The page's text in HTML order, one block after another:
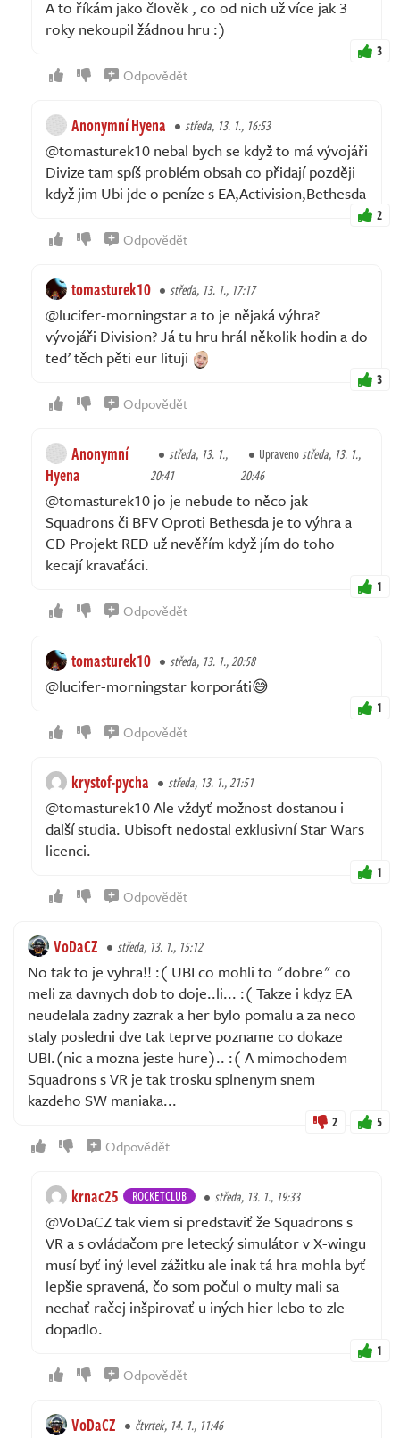
A to říkám jako člověk , co od nich už více jak 3
roky nekoupil žádnou hru :)
3
Odpovědět
Anonymní Hyena středa, 13. 1., 16:53
@tomasturek10 nebal bych se když to má vývojáři
Divize tam spíš problém obsah co přidají později
když jim Ubi jde o peníze s EA,Activision,Bethesda
2
Odpovědět
tomasturek10 středa, 13. 1., 17:17
@lucifer-morningstar a to je nějaká výhra?
vývojáři Division? Já tu hru hrál několik hodin a do
teď těch pěti eur lituji
3
Odpovědět
Anonymní
Hyena
středa, 13. 1.,
20:41
Upravenostředa, 13. 1.,
20:46
@tomasturek10 jo je nebude to něco jak
Squadrons či BFV Oproti Bethesda je to výhra a
CD Projekt RED už nevěřím když jím do toho
kecají kravaťáci.
1
Odpovědět
tomasturek10 středa, 13. 1., 20:58
@lucifer-morningstar korporáti😅
1
Odpovědět
krystof-pycha středa, 13. 1., 21:51
@tomasturek10 Ale vždyť možnost dostanou i
další studia. Ubisoft nedostal exklusivní Star Wars
licenci.
1
Odpovědět
VoDaCZ středa, 13. 1., 15:12
No tak to je vyhra!! :( UBI co mohli to "dobre" co
meli za davnych dob to doje..li... :( Takze i kdyz EA
neudelala zadny zazrak a her bylo pomalu a za neco
staly posledni dve tak teprve pozname co dokaze
UBI.(nic a mozna jeste hure).. :( A mimochodem
Squadrons s VR je tak trosku splnenym snem
kazdeho SW maniaka...
2 5
Odpovědět
krnac25 ROCKETCLUB středa, 13. 1., 19:33
@VoDaCZ tak viem si predstaviť že Squadrons s
VR a s ovládačom pre letecký simulátor v X-wingu
musí byť iný level zážitku ale inak tá hra mohla byť
lepšie spravená, čo som počul o multy mali sa
nechať račej inšpirovať u iných hier lebo to zle
dopadlo.
1
Odpovědět
VoDaCZ čtvrtek, 14. 1., 11:46